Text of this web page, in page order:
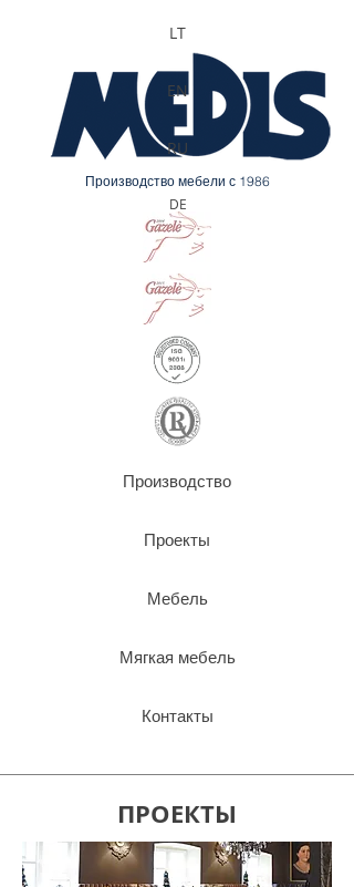
Производство мебели с 1986
LT
EN
RU
DE
Производство
Проекты
Мебель
Мягкая мебель
Контакты
ПРОЕКТЫ